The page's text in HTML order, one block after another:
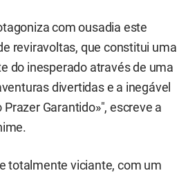
com ousadia este
reviravoltas, que constitui uma
do inesperado através de uma
divertidas e a inegável
Garantido»", escreve a
totalmente viciante, com um